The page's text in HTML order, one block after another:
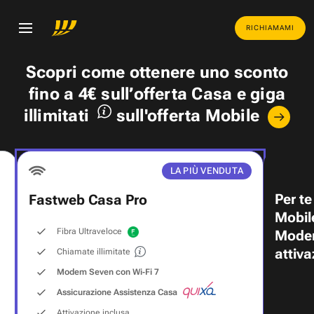
RICHIAMAMI
Scopri come ottenere uno sconto
fino a 4€ sull’offerta Casa egiga
illimitati
sull'offerta Mobile
LA PIÙ VENDUTA
Fastweb Casa Pro
Fibra Ultraveloce
Chiamate illimitate
Modem Seven con Wi‑Fi 7
Assicurazione Assistenza Casa
Per